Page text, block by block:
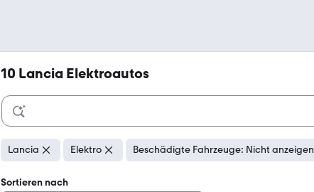
10 Lancia Elektroautos
Lancia Elektro Beschädigte Fahrzeuge: Nicht anzeigen
Sortieren nach